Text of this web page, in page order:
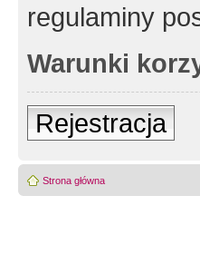
regulaminy
Warunki
Rejestracja
Strona główna